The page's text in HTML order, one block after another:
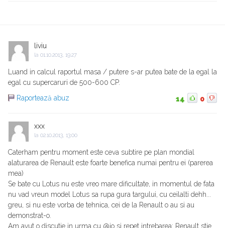
liviu
la 01.10.2013, 19:27
Luand in calcul raportul masa / putere s-ar putea bate de la egal la
egal cu supercaruri de 500-600 CP.
Raportează abuz
14 0
xxx
la 02.10.2013, 13:00
Caterham pentru moment este ceva subtire pe plan mondial
alaturarea de Renault este foarte benefica numai pentru ei (parerea
mea)
Se bate cu Lotus nu este vreo mare dificultate, in momentul de fata
nu vad vreun model Lotus sa rupa gura targului, cu ceilalti dehh...
greu, si nu este vorba de tehnica, cei de la Renault o au si au
demonstrat-o.
Am avut o discutie in urma cu @io si repet intrebarea: Renault stie